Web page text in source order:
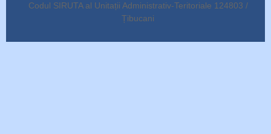
Codul SIRUTA al Unitații Administrativ-Teritoriale 124803 /
Țibucani